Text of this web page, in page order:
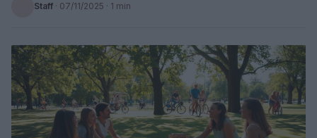
Staff · 07/11/2025 · 1 min